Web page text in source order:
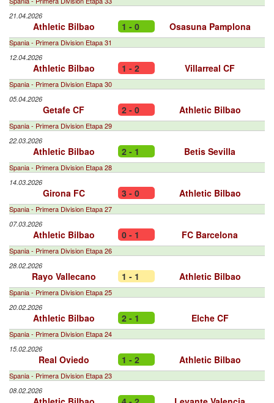
21.04.2026
Athletic Bilbao 1 - 0 Osasuna Pamplona
Spania - Primera Division Etapa 31
12.04.2026
Athletic Bilbao 1 - 2 Villarreal CF
Spania - Primera Division Etapa 30
05.04.2026
Getafe CF 2 - 0 Athletic Bilbao
Spania - Primera Division Etapa 29
22.03.2026
Athletic Bilbao 2 - 1 Betis Sevilla
Spania - Primera Division Etapa 28
14.03.2026
Girona FC 3 - 0 Athletic Bilbao
Spania - Primera Division Etapa 27
07.03.2026
Athletic Bilbao 0 - 1 FC Barcelona
Spania - Primera Division Etapa 26
28.02.2026
Rayo Vallecano 1 - 1 Athletic Bilbao
Spania - Primera Division Etapa 25
20.02.2026
Athletic Bilbao 2 - 1 Elche CF
Spania - Primera Division Etapa 24
15.02.2026
Real Oviedo 1 - 2 Athletic Bilbao
Spania - Primera Division Etapa 23
08.02.2026